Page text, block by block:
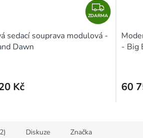
Z
D
ZDARMA
sedací souprava modulová -
Dawn
Kč
- Big
60
Diskuze Značka